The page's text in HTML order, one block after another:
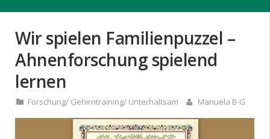
Wir spielen Familienpuzzel –
Ahnenforschung spielend
lernen
Forschung/ Gehirntraining/ Unterhaltsam Manuela B-G